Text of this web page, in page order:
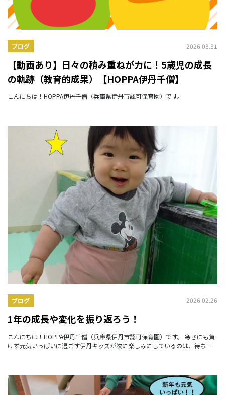
ブログ 2026.03.31
【動画あり】日々の積み重ねが力に！5歳児の成長
の軌跡（教育的成果）【HOPPA伊丹千僧】
こんにちは！HOPPA伊丹千僧（兵庫県伊丹市認可保育園）です。
ブログ 2026.02.26
1年の成長や変化を振り返ろう！
こんにちは！HOPPA伊丹千僧（兵庫県伊丹市認可保育園）です。 寒さにも負
けず元気いっぱいに過ごす伊丹キッズが次に楽しみにしているのは、待ちに